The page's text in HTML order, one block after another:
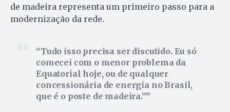
de madeira representa um primeiro passo para a
modernização da rede.
Tudo isso precisa ser discutido. Eu só
comecei com o menor problema da
Equatorial hoje, ou de qualquer
concessionária de energia no Brasil,
que é o poste de madeira.”